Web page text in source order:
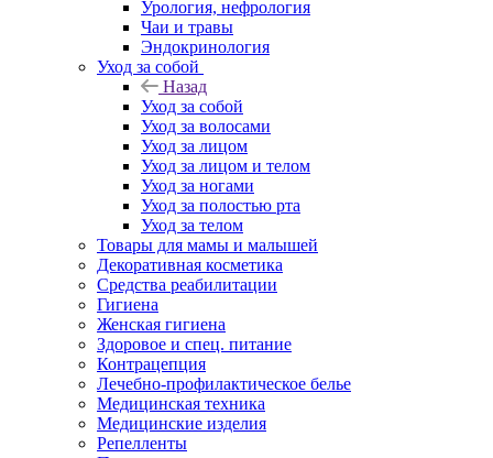
Урология, нефрология
Чаи и травы
Эндокринология
Уход за собой
Назад
Уход за собой
Уход за волосами
Уход за лицом
Уход за лицом и телом
Уход за ногами
Уход за полостью рта
Уход за телом
Товары для мамы и малышей
Декоративная косметика
Средства реабилитации
Гигиена
Женская гигиена
Здоровое и спец. питание
Контрацепция
Лечебно-профилактическое белье
Медицинская техника
Медицинские изделия
Репелленты